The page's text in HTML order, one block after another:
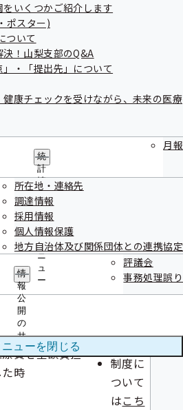
いくつかご紹介します
ポスター)
ついて
！山梨支部のQ&A
・「提出先」について
健康チェックを受けながら、未来の医療
統
計
情
報
の
サ
ブ
メ
ニ
ュ
ー
月報
所在地・連絡先
調達情報
採用情報
個人情報保護
地方自治体及び関係団体との連携協定
情
報
公
開
の
サ
ブ
メ
ニ
評議会
事務処理誤り
ニューを閉じる
は
で会社を休ん
は
制度に
はこち
人・家族が亡
なった時
申請書
ついて
は こち
費を全額負担
た時
制度に
ついて
はこち